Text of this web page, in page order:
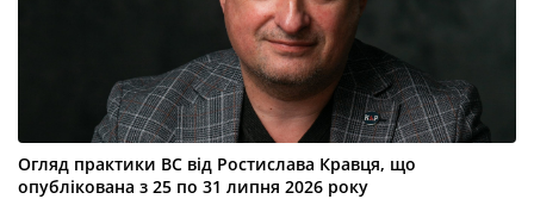
Огляд практики ВС від Ростислава Кравця, що
опублікована з 25 по 31 липня 2026 року